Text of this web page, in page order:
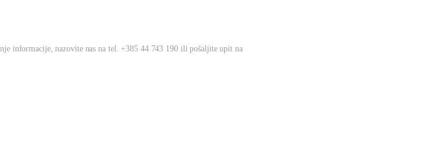
informacije, nazovite nas na tel. +385 44 743 190 ili pošaljite upit na